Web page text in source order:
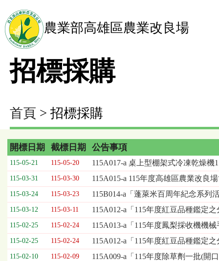
農業部高雄區農業改良場
招標採購
首頁 > 招標採購
招
標
採
購
列
表，
欄
位
依
序
開標日期 截標日期 公告事項
115-05-21 115-05-20 115A017-a 桌上型棚架式冷凍乾燥機
115-03-31 115-03-30 115A015-a 115年度高雄區農業改良
115-03-24 115-03-23 115B014-a「蓬萊米百周年紀念系列
115-03-12 115-03-11 115A012-a「115年度紅豆品種鑑定
115-02-25 115-02-24 115A013-a「115年度鳳梨採收機機
115-02-25 115-02-24 115A012-a「115年度紅豆品種鑑定
115-02-10 115-02-09 115A009-a「115年度除草劑一批(開